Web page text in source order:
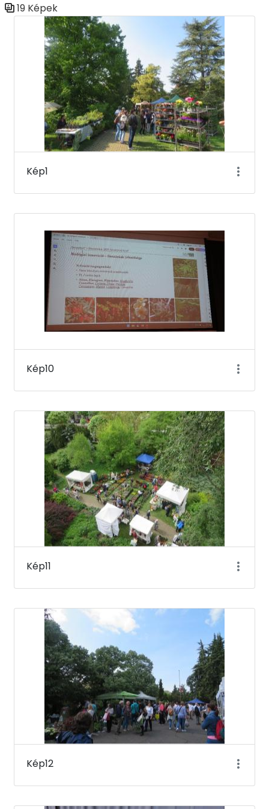
19 Képek
Médiatár
Kép1
Kép10
Kép11
Kép12